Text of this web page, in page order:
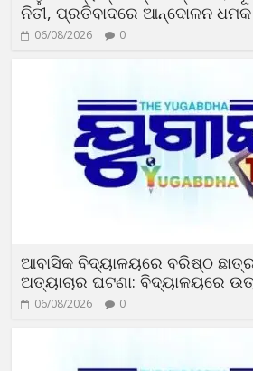
ନିତୀ, ପ୍ରତିବାଦରେ ଆନ୍ଦୋଳନ ଧମକ
06/08/2026 0
ଆବାସିକ ବିଦ୍ୟାଳୟରେ ବରିଷ୍ଠ
ଅତ୍ୟାଚାର ଘଟଣା: ବିଦ୍ୟାଳୟରେ
06/08/2026 0